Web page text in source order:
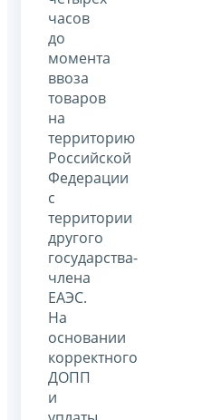
часов
до
момента
ввоза
товаров
на
территорию
Российской
Федерации
с
территории
другого
государства-
члена
ЕАЭС.
На
основании
корректного
ДОПП
и